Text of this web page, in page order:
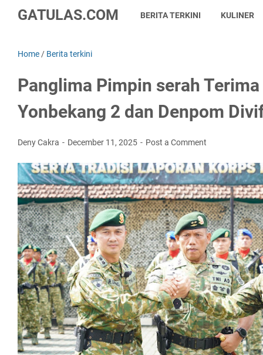
GATULAS.COM BERITA TERKINI KULINER
Home / Berita terkini
Panglima Pimpin serah
Yonbekang 2 dan Denpom
Deny Cakra December 11, 2025 Post a Comment